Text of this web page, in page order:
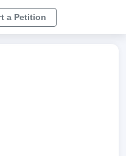
a Petition